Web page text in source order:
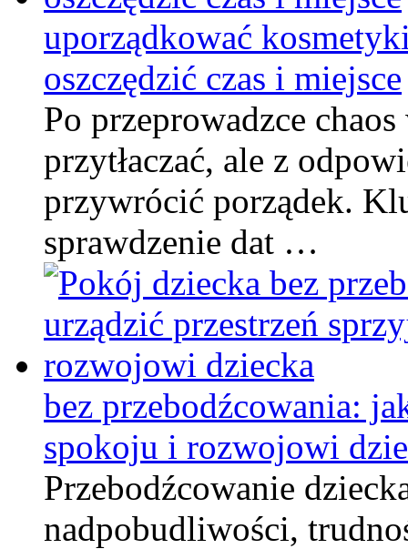
uporządkować
oszczędzić czas i miejsce
Po przeprowadzce
przytłaczać, ale z
przywrócić porządek.
sprawdzenie dat …
bez przebodźcowania:
spokoju i rozwojowi
Przebodźcowanie
nadpobudliwości,